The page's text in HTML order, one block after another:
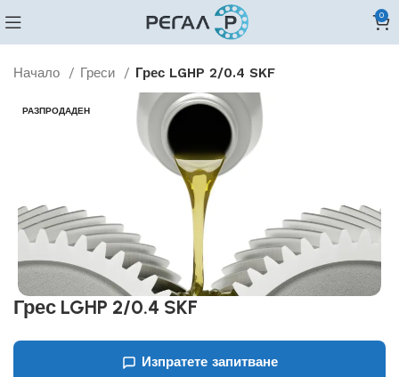
0
Начало Греси Грес LGHP 2/0.4 SKF
РАЗПРОДАДЕН
Грес LGHP 2/0.4 SKF
Изпратете запитване